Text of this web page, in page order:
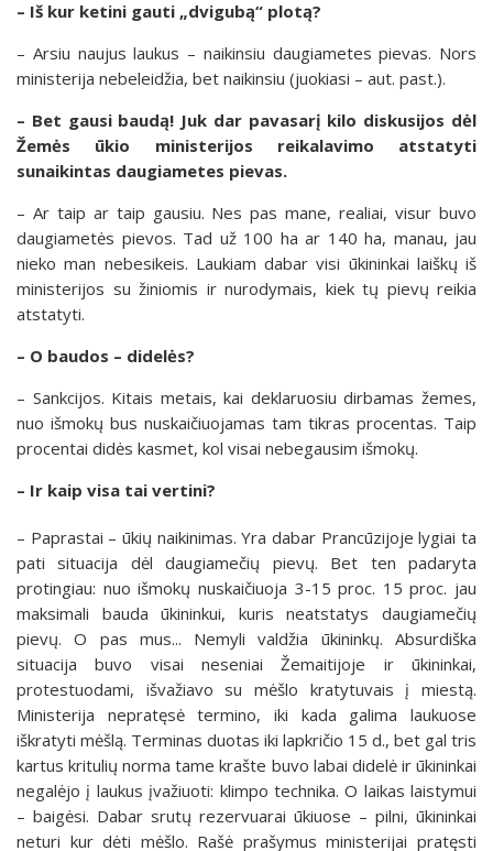
– Iš kur ketini gauti „dvigubą“ plotą?
– Arsiu naujus laukus – naikinsiu daugiametes pievas. Nors
ministerija nebeleidžia, bet naikinsiu (juokiasi – aut. past.).
– Bet gausi baudą! Juk dar pavasarį kilo diskusijos dėl
Žemės ūkio ministerijos reikalavimo atstatyti
sunaikintas daugiametes pievas.
– Ar taip ar taip gausiu. Nes pas mane, realiai, visur buvo
daugiametės pievos. Tad už 100 ha ar 140 ha, manau, jau
nieko man nebesikeis. Laukiam dabar visi ūkininkai laiškų iš
ministerijos su žiniomis ir nurodymais, kiek tų pievų reikia
atstatyti.
– O baudos – didelės?
– Sankcijos. Kitais metais, kai deklaruosiu dirbamas žemes,
nuo išmokų bus nuskaičiuojamas tam tikras procentas. Taip
procentai didės kasmet, kol visai nebegausim išmokų.
– Ir kaip visa tai vertini?
– Paprastai – ūkių naikinimas. Yra dabar Prancūzijoje lygiai ta
pati situacija dėl daugiamečių pievų. Bet ten padaryta
protingiau: nuo išmokų nuskaičiuoja 3-15 proc. 15 proc. jau
maksimali bauda ūkininkui, kuris neatstatys daugiamečių
pievų. O pas mus... Nemyli valdžia ūkininkų. Absurdiška
situacija buvo visai neseniai Žemaitijoje ir ūkininkai,
protestuodami, išvažiavo su mėšlo kratytuvais į miestą.
Ministerija nepratęsė termino, iki kada galima laukuose
iškratyti mėšlą. Terminas duotas iki lapkričio 15 d., bet gal tris
kartus kritulių norma tame krašte buvo labai didelė ir ūkininkai
negalėjo į laukus įvažiuoti: klimpo technika. O laikas laistymui
– baigėsi. Dabar srutų rezervuarai ūkiuose – pilni, ūkininkai
neturi kur dėti mėšlo. Rašė prašymus ministerijai pratęsti